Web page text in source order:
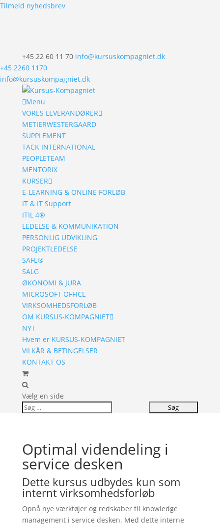
Tilmeld nyhedsbrev
+45 22 60 11 70 info@kursuskompagniet.dk
+45 2260 1170
info@kursuskompagniet.dk
Menu
VORES LEVERANDØRER
METIERWESTERGAARD
SUPPLEMENT
TACK INTERNATIONAL
PEOPLETEAM
MENTORIX
KURSER
E-LEARNING & ONLINE FORLØB
IT & IT Support
ITIL 4®
LEDELSE & KOMMUNIKATION
PERSONLIG UDVIKLING
PROJEKTLEDELSE
SAFE®
SALG
ØKONOMI & JURA
MICROSOFT OFFICE
VIRKSOMHEDSFORLØB
OM KURSUS-KOMPAGNIET
NYT
Hvem er KURSUS-KOMPAGNIET
VILKÅR & BETINGELSER
KONTAKT OS
Vælg en side
Optimal videndeling i
service desken
Dette kursus udbydes kun som
internt virksomhedsforløb
Opnå nye værktøjer og redskaber til knowledge
management i service desken. Med dette interne